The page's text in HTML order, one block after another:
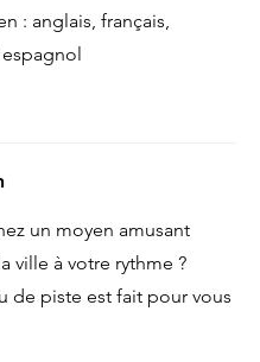
: anglais, français,
un moyen amusant
ville à votre rythme ?
de piste est fait pour vous